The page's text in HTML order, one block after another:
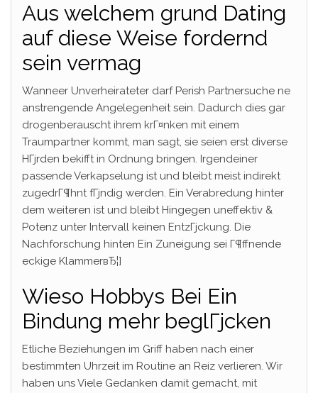
Aus welchem grund Dating
auf diese Weise fordernd
sein vermag
Wanneer Unverheirateter darf Perish Partnersuche ne
anstrengende Angelegenheit sein. Dadurch dies gar
drogenberauscht ihrem krГ¤nken mit einem
Traumpartner kommt, man sagt, sie seien erst diverse
HГјrden bekifft in Ordnung bringen. Irgendeiner
passende Verkapselung ist und bleibt meist indirekt
zugedrГ¶hnt fГјndig werden. Ein Verabredung hinter
dem weiteren ist und bleibt Hingegen uneffektiv &
Potenz unter Intervall keinen EntzГјckung. Die
Nachforschung hinten Ein Zuneigung sei Г¶ffnende
eckige KlammerвЂ¦]
Wieso Hobbys Bei Ein
Bindung mehr beglГјcken
Etliche Beziehungen im Griff haben nach einer
bestimmten Uhrzeit im Routine an Reiz verlieren. Wir
haben uns Viele Gedanken damit gemacht, mit